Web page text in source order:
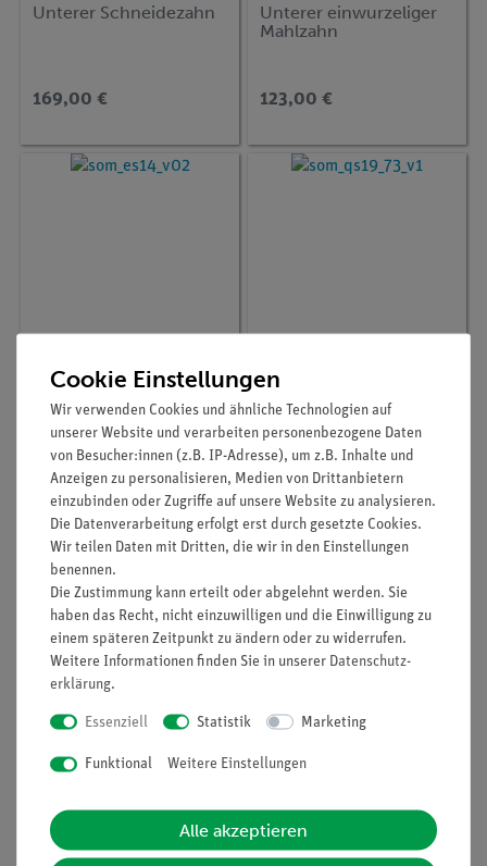
Unterer Schneidezahn
169,00 €
Unterer einwurzeliger
Mahlzahn
123,00 €
Artikel-Nr.:SOM-ES-14
Gebissentwicklung
414,00 €
Artikel-Nr.:
Unterkiefer
61,00 €
Unterkiefer von Mauer
bei Heidelberg, Homo
heidelbergensis
3B MICROanatomie™
Zunge
Cookie Einstellungen
Wir verwenden Cookies und ähnliche Technologien auf
unserer Website und verarbeiten personenbezogene Daten
von Besucher:innen (z.B. IP-Adresse), um z.B. Inhalte und
Anzeigen zu personalisieren, Medien von Drittanbietern
einzubinden oder Zugriffe auf unsere Website zu analysieren.
Die Datenverarbeitung erfolgt erst durch gesetzte Cookies.
Wir teilen Daten mit Dritten, die wir in den Einstellungen
benennen.
Die Zustimmung kann erteilt oder abgelehnt werden. Sie
haben das Recht, nicht einzuwilligen und die Einwilligung zu
einem späteren Zeitpunkt zu ändern oder zu widerrufen.
Weitere Informationen finden Sie in unserer Daten­schutz­
erklärung.
Essenziell Statistik Marketing
Funktional Weitere Einstellungen
Alle akzeptieren